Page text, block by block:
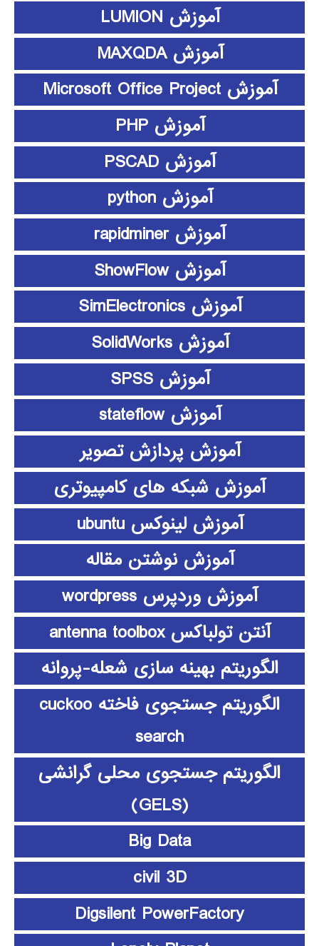
آموزش LUMION
آموزش MAXQDA
آموزش Microsoft Office Project
آموزش PHP
آموزش PSCAD
آموزش python
آموزش rapidminer
آموزش ShowFlow
آموزش SimElectronics
آموزش SolidWorks
آموزش SPSS
آموزش stateflow
آموزش پردازش تصویر
آموزش شبکه های کامپیوتری
آموزش لینوکس ubuntu
آموزش نوشتن مقاله
آموزش وردپرس wordpress
آنتن تولباکس antenna toolbox
الگوریتم بهینه سازی شعله-پروانه
الگوریتم جستجوی فاخته cuckoo
search
الگوریتم جستجوی محلی گرانشی
(GELS)
Big Data
civil 3D
Digsilent PowerFactory